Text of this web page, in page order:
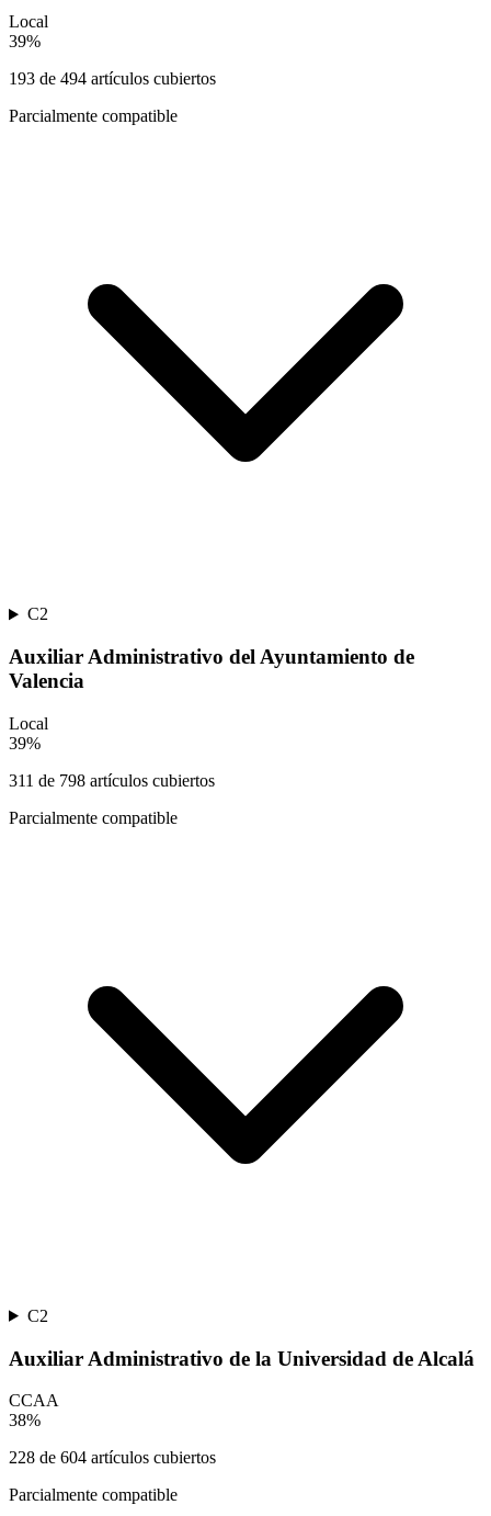
Local
39%
193 de 494 artículos cubiertos
Parcialmente compatible
C2
Auxiliar Administrativo del Ayuntamiento de
Valencia
Local
39%
311 de 798 artículos cubiertos
Parcialmente compatible
C2
Auxiliar Administrativo de la Universidad de Alcalá
CCAA
38%
228 de 604 artículos cubiertos
Parcialmente compatible